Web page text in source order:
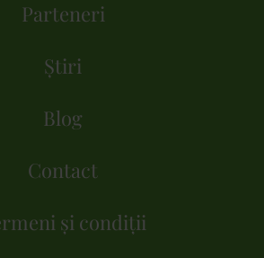
Parteneri
Știri
Blog
Contact
și condiții